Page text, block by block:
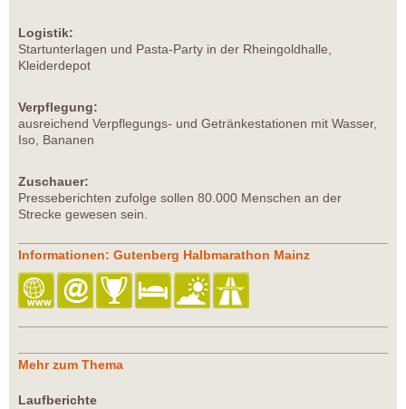
Logistik:
Startunterlagen und Pasta-Party in der Rheingoldhalle,
Kleiderdepot
Verpflegung:
ausreichend Verpflegungs- und Getränkestationen mit Wasser,
Iso, Bananen
Zuschauer:
Presseberichten zufolge sollen 80.000 Menschen an der
Strecke gewesen sein.
Informationen: Gutenberg Halbmarathon Mainz
Mehr zum Thema
Laufberichte